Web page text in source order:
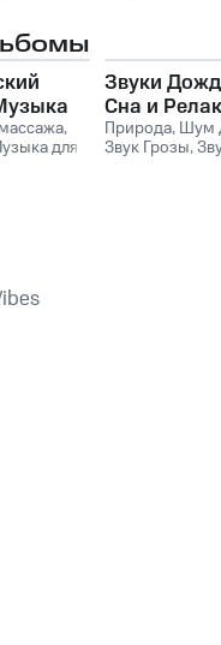
и ,
для
Звуки
Сна и
Природа, Шум
Звук Грозы,